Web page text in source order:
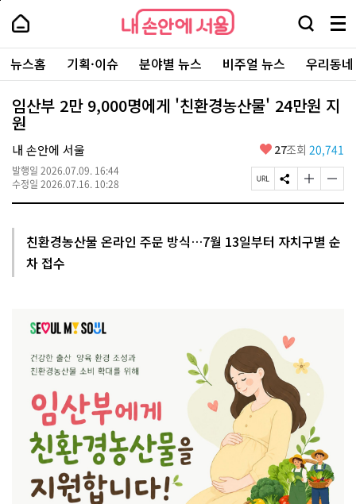
본
로
가
내
손
안
에
서
울
-
서
울
시
대
표
소
통
포
내
손
에
울
검
창
열
기
메
뉴
전
체
보
기
주
요
서
뉴스홈 기획·이슈 분야별 뉴스 비주얼 뉴스 우리동
임산부 2만 9,000명에게 '친환경농산물' 24만원 지
원
내 손안에 서울
발행일 2026.07.09. 16:44
수정일 2026.07.16. 10:28
좋
요
27조회 20,741
페
이
R
L
S
N
유
하
글
자
크
게
글
자
작
게
친환경농산물 온라인 주문 방식…7월 13일부터 자치구별 순
차 접수
페
상
단
로